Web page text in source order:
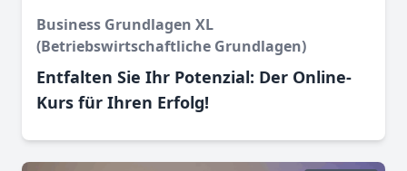
Business Grundlagen XL
(Betriebswirtschaftliche Grundlagen)
Entfalten Sie Ihr Potenzial: Der Online-
Kurs für Ihren Erfolg!